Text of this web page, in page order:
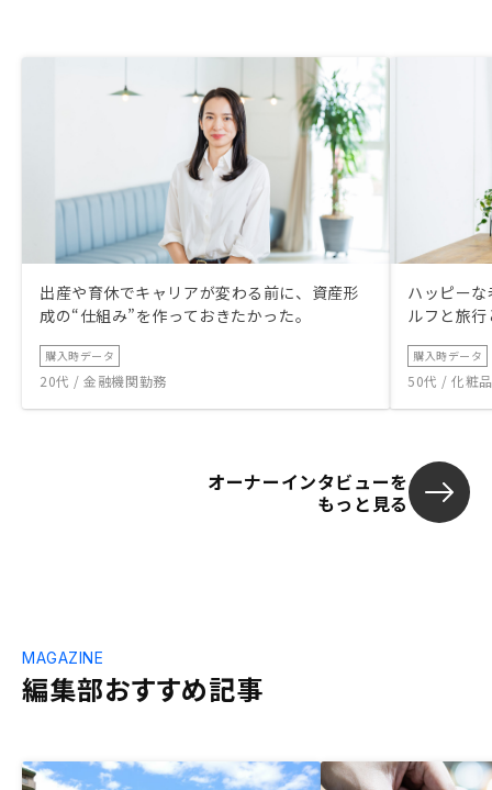
た。 初めての
初のうちは重
や立地など）
100点の物件
購入判断が遅
出産や育休でキャリアが変わる前に、資産形
成の“仕組み”を作っておきたかった。
購入時データ
20代 / 金融機関勤務
ハッピー
ルフと旅
購入時データ
50代 / 化粧
オーナーインタビューを
もっと見る
編集部おすすめ記事
MAGAZINE